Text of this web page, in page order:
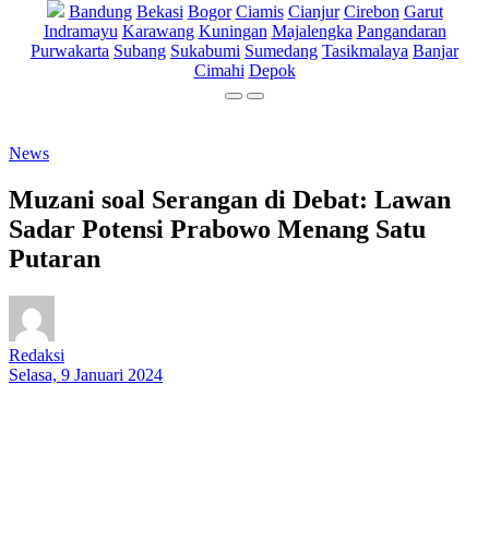
Bandung Bekasi Bogor Ciamis Cianjur Cirebon Garut
Indramayu Karawang Kuningan Majalengka Pangandaran
Purwakarta Subang Sukabumi Sumedang Tasikmalaya Banjar
Cimahi Depok
News
Muzani soal Serangan di Debat: Lawan
Sadar Potensi Prabowo Menang Satu
Putaran
Redaksi
Selasa, 9 Januari 2024